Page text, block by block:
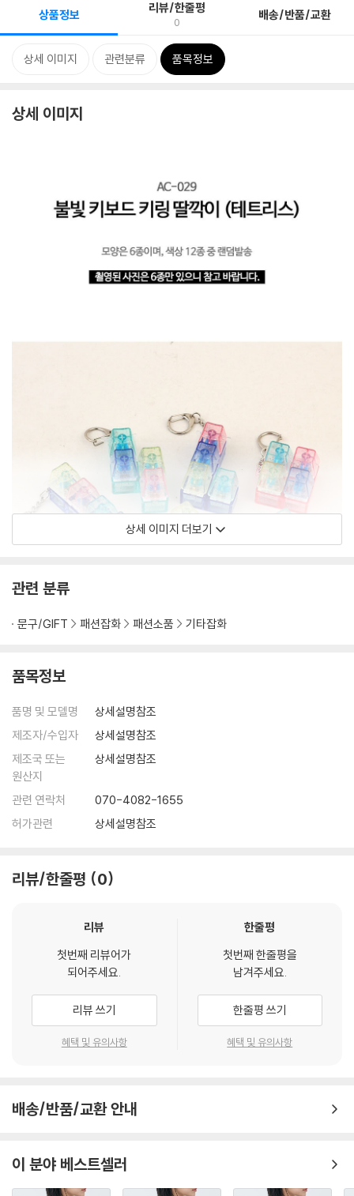
상품정보 리뷰/한줄평
0 배송/반품/교환
상세 이미지 관련분류 품목정보
상세 이미지
상세 이미지 더보기
관련 분류
문구/GIFT 패션잡화 패션소품 기타잡화
품목정보
품명 및 모델명
상세설명참조
제조자/수입자
상세설명참조
제조국 또는
원산지
상세설명참조
관련 연락처
070-4082-1655
허가관련
상세설명참조
리뷰/한줄평 0
리뷰
첫번째 리뷰어가
되어주세요.
리뷰 쓰기
혜택 및 유의사항
한줄평
첫번째 한줄평을
남겨주세요.
한줄평 쓰기
혜택 및 유의사항
배송/반품/교환 안내
이 분야 베스트셀러